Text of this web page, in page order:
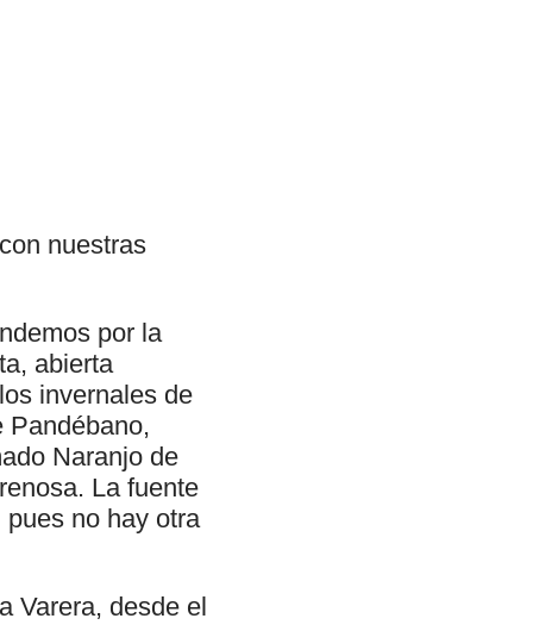
nuestras
por la
abierta
invernales de
Pandébano,
Naranjo de
La fuente
no hay otra
Varera, desde el